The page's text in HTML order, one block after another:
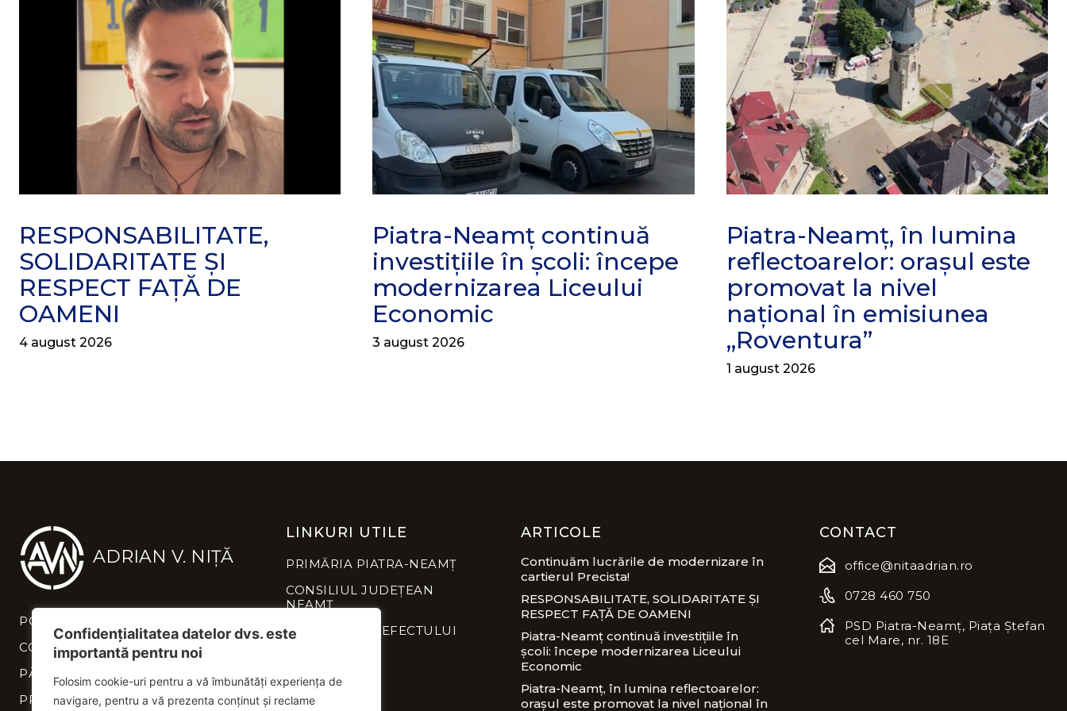
Confidențialitatea datelor dvs. este
importantă pentru noi
Folosim cookie-uri pentru a vă îmbunătăți experiența de
navigare, pentru a vă prezenta conținut și reclame
RESPONSABILITATE,
SOLIDARITATE ȘI
RESPECT FAȚĂ DE
OAMENI
4 august 2026
Piatra-Neamț continuă
investițiile în școli: începe
modernizarea Liceului
Economic
3 august 2026
Piatra-Neamț, în lumina
reflectoarelor: orașul este
promovat la nivel
național în emisiunea
„Roventura”
1 august 2026
ADRIAN V. NIȚĂ
POLITICĂ DE CONFIDENȚIALITATE
CONTACT
PĂREREA TA CONTEAZĂ
PROIECTE
LINKURI UTILE
PRIMĂRIA PIATRA-NEAMȚ
CONSILIUL JUDEȚEAN
NEAMȚ
INSTITUȚIA PREFECTULUI
NEAMȚ
ARTICOLE
Continuăm lucrările de modernizare în
cartierul Precista!
RESPONSABILITATE, SOLIDARITATE ȘI
RESPECT FAȚĂ DE OAMENI
Piatra-Neamț continuă investițiile în
școli: începe modernizarea Liceului
Economic
Piatra-Neamț, în lumina reflectoarelor:
orașul este promovat la nivel național în
CONTACT
office@nitaadrian.ro
0728 460 750
PSD Piatra-Neamț, Piața Ștefan
cel Mare, nr. 18E